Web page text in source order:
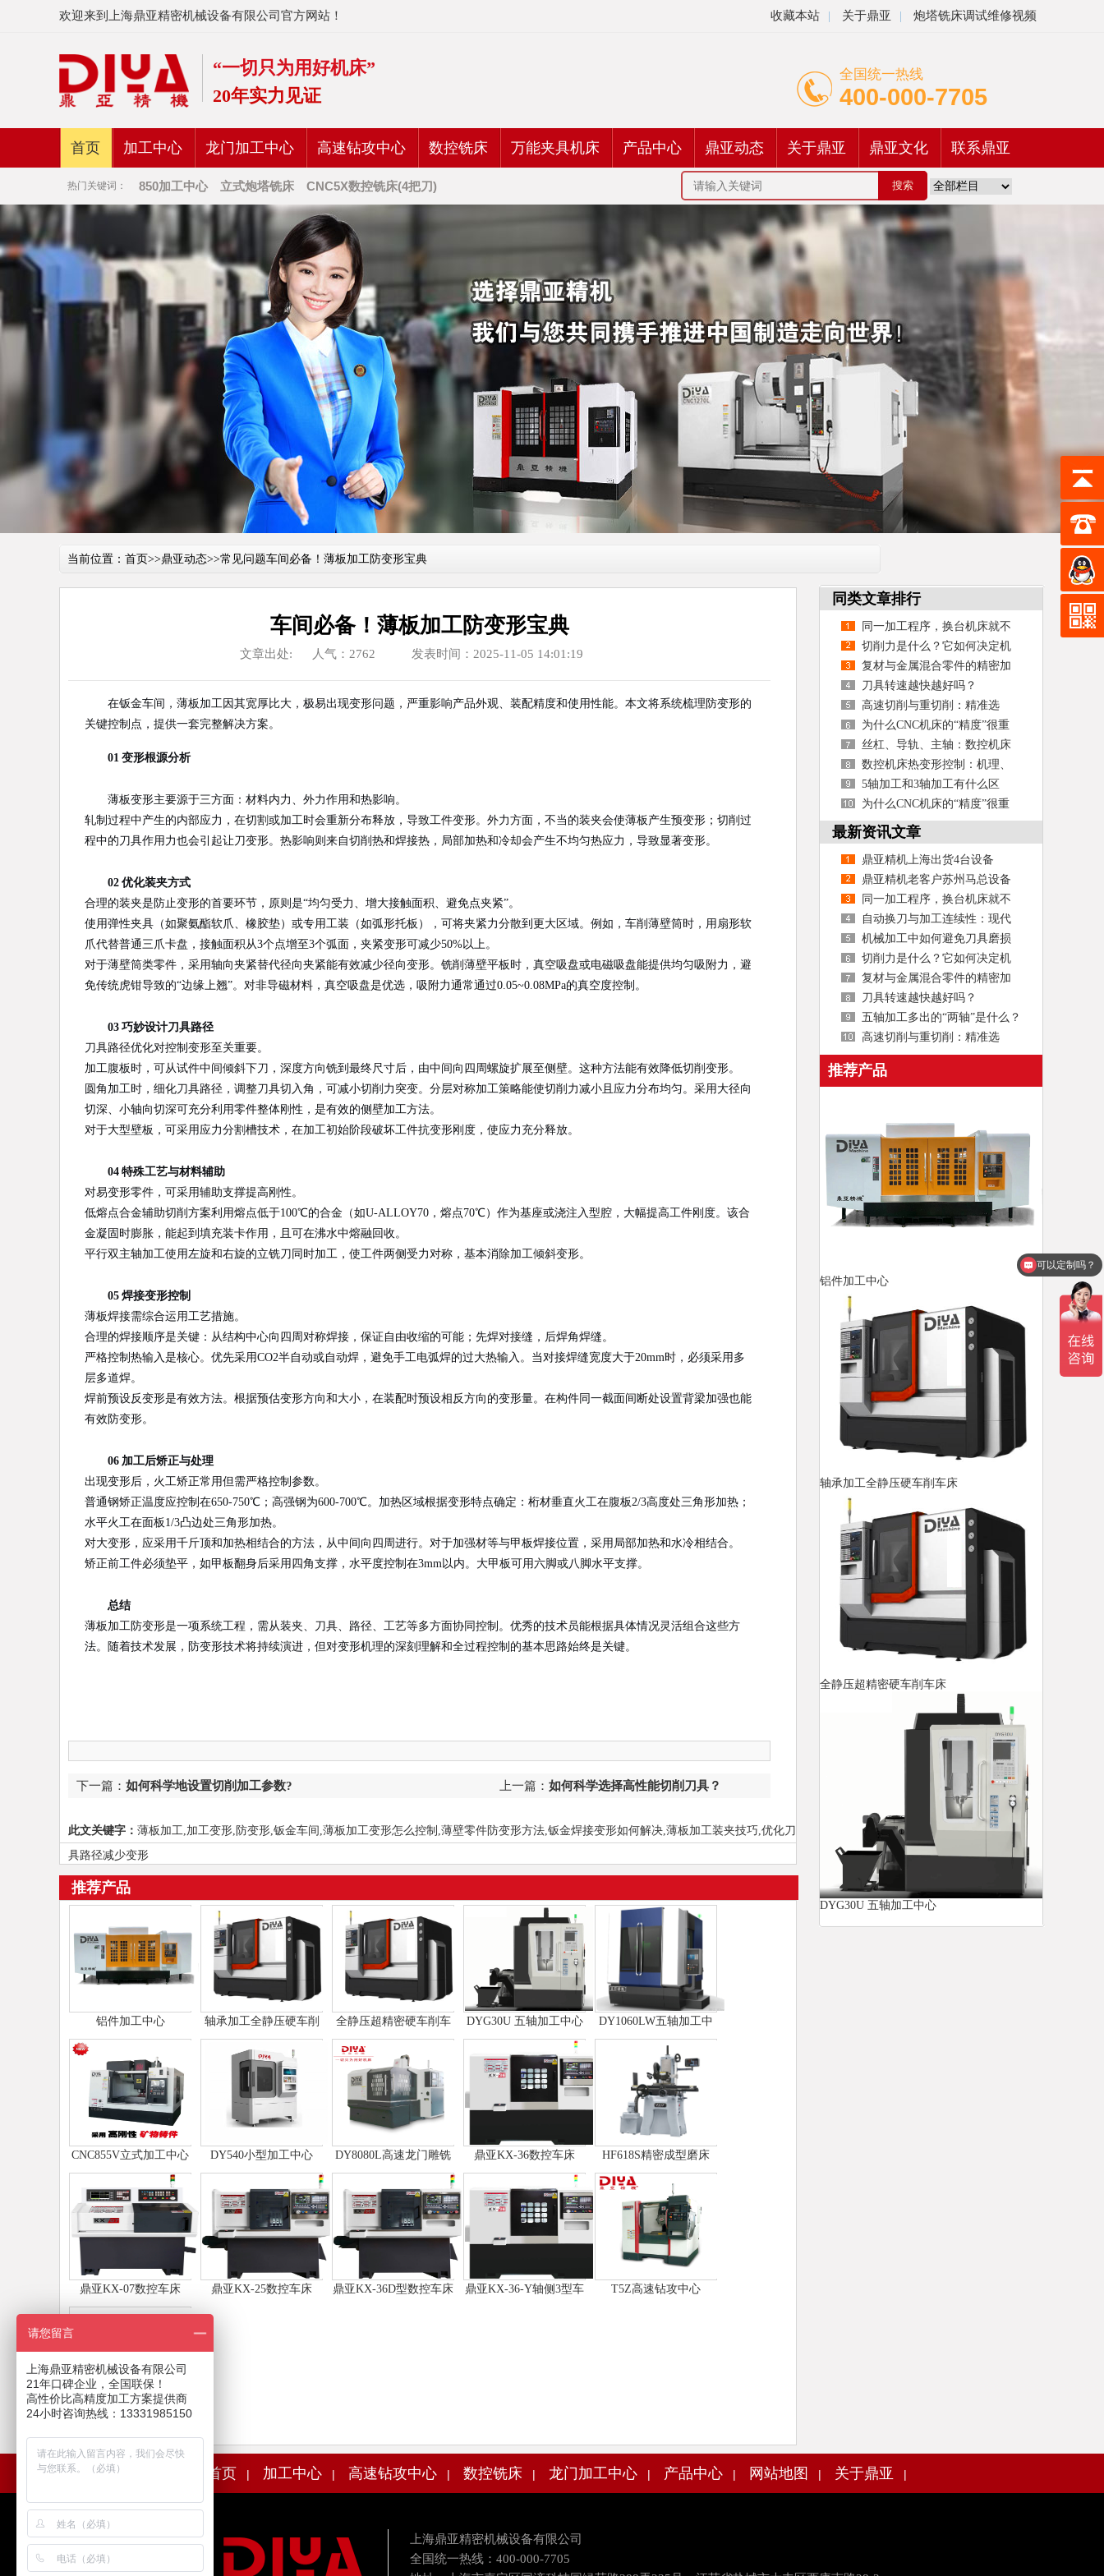
欢迎来到上海鼎亚精密机械设备有限公司官方网站！ 收藏本站 | 关于鼎亚 | 炮塔铣床调试维修视频
“一切只为用好机床”
20年实力见证
全国统一热线
400-000-7705
首页 加工中心 龙门加工中心 高速钻攻中心 数控铣床 万能夹具机床 产品中心 鼎亚动态 关于鼎亚 鼎亚文化 联系鼎亚
热门关键词： 850加工中心 立式炮塔铣床 CNC5X数控铣床(4把刀)
当前位置： 首页>>鼎亚动态>>常见问题车间必备！薄板加工防变形宝典
车间必备！薄板加工防变形宝典
文章出处: 人气：2762 发表时间：2025-11-05 14:01:19
在钣金车间，薄板加工因其宽厚比大，极易出现变形问题，严重影响产品外观、装配精度和使用性能。本文将系统梳理防变形的
关键控制点，提供一套完整解决方案。
01 变形根源分析
薄板变形主要源于三方面：材料内力、外力作用和热影响。
轧制过程中产生的内部应力，在切割或加工时会重新分布释放，导致工件变形。外力方面，不当的装夹会使薄板产生预变形；切削过
程中的刀具作用力也会引起让刀变形。热影响则来自切削热和焊接热，局部加热和冷却会产生不均匀热应力，导致显著变形。
02 优化装夹方式
合理的装夹是防止变形的首要环节，原则是“均匀受力、增大接触面积、避免点夹紧”。
使用弹性夹具（如聚氨酯软爪、橡胶垫）或专用工装（如弧形托板），可将夹紧力分散到更大区域。例如，车削薄壁筒时，用扇形软
爪代替普通三爪卡盘，接触面积从3个点增至3个弧面，夹紧变形可减少50%以上。
对于薄壁筒类零件，采用轴向夹紧替代径向夹紧能有效减少径向变形。铣削薄壁平板时，真空吸盘或电磁吸盘能提供均匀吸附力，避
免传统虎钳导致的“边缘上翘”。对非导磁材料，真空吸盘是优选，吸附力通常通过0.05~0.08MPa的真空度控制。
03 巧妙设计刀具路径
刀具路径优化对控制变形至关重要。
加工腹板时，可从试件中间倾斜下刀，深度方向铣到最终尺寸后，由中间向四周螺旋扩展至侧壁。这种方法能有效降低切削变形。
圆角加工时，细化刀具路径，调整刀具切入角，可减小切削力突变。分层对称加工策略能使切削力减小且应力分布均匀。采用大径向
切深、小轴向切深可充分利用零件整体刚性，是有效的侧壁加工方法。
对于大型壁板，可采用应力分割槽技术，在加工初始阶段破坏工件抗变形刚度，使应力充分释放。
04 特殊工艺与材料辅助
对易变形零件，可采用辅助支撑提高刚性。
低熔点合金辅助切削方案利用熔点低于100℃的合金（如U-ALLOY70，熔点70℃）作为基座或浇注入型腔，大幅提高工件刚度。该合
金凝固时膨胀，能起到填充装卡作用，且可在沸水中熔融回收。
平行双主轴加工使用左旋和右旋的立铣刀同时加工，使工件两侧受力对称，基本消除加工倾斜变形。
05 焊接变形控制
薄板焊接需综合运用工艺措施。
合理的焊接顺序是关键：从结构中心向四周对称焊接，保证自由收缩的可能；先焊对接缝，后焊角焊缝。
严格控制热输入是核心。优先采用CO2半自动或自动焊，避免手工电弧焊的过大热输入。当对接焊缝宽度大于20mm时，必须采用多
层多道焊。
焊前预设反变形是有效方法。根据预估变形方向和大小，在装配时预设相反方向的变形量。在构件同一截面间断处设置背梁加强也能
有效防变形。
06 加工后矫正与处理
出现变形后，火工矫正常用但需严格控制参数。
普通钢矫正温度应控制在650-750℃；高强钢为600-700℃。加热区域根据变形特点确定：桁材垂直火工在腹板2/3高度处三角形加热；
水平火工在面板1/3凸边处三角形加热。
对大变形，应采用千斤顶和加热相结合的方法，从中间向四周进行。对于加强材等与甲板焊接位置，采用局部加热和水冷相结合。
矫正前工件必须垫平，如甲板翻身后采用四角支撑，水平度控制在3mm以内。大甲板可用六脚或八脚水平支撑。
总结
薄板加工防变形是一项系统工程，需从装夹、刀具、路径、工艺等多方面协同控制。优秀的技术员能根据具体情况灵活组合这些方
法。随着技术发展，防变形技术将持续演进，但对变形机理的深刻理解和全过程控制的基本思路始终是关键。
上一篇： 如何科学选择高性能切削刀具？
下一篇： 如何科学地设置切削加工参数?
此文关键字： 薄板加工,加工变形,防变形,钣金车间,薄板加工变形怎么控制,薄壁零件防变形方法,钣金焊接变形如何解决,薄板加工装夹技巧,优化刀
具路径减少变形
推荐产品
铝件加工中心
轴承加工全静压硬车削
车床
全静压超精密硬车削车
床
DYG30U 五轴加工中心
DY1060LW五轴加工中
心
CNC855V立式加工中心
（矿物铸件）
DY540小型加工中心
DY8080L高速龙门雕铣
机
鼎亚KX-36数控车床 HF618S精密成型磨床
鼎亚KX-07数控车床 鼎亚KX-25数控车床 鼎亚KX-36D型数控车床
鼎亚KX-36-Y轴侧3型车
T5Z高速钻攻中心
鼎亚CNC855L加工中心
同类文章排行
同一加工程序，换台机床就不
准？
切削力是什么？它如何决定机
床的刚性、效率与寿命
复材与金属混合零件的精密加
工如何实现？
刀具转速越快越好吗？
高速切削与重切削：精准选
择，高效加工
为什么CNC机床的“精度”很重
要？
丝杠、导轨、主轴：数控机床
核心部件精度维护指南
数控机床热变形控制：机理、
技术与精度保持策略
5轴加工和3轴加工有什么区
别？
为什么CNC机床的“精度”很重
要？
最新资讯文章
鼎亚精机上海出货4台设备
鼎亚精机老客户苏州马总设备
使用效果
同一加工程序，换台机床就不
准？
自动换刀与加工连续性：现代
数控机床的效率引擎
机械加工中如何避免刀具磨损
切削力是什么？它如何决定机
床的刚性、效率与寿命
复材与金属混合零件的精密加
工如何实现？
刀具转速越快越好吗？
五轴加工多出的“两轴”是什么？
高速切削与重切削：精准选
择，高效加工
推荐产品
铝件加工中心
轴承加工全静压硬车削车床
全静压超精密硬车削车床
DYG30U 五轴加工中心
首页 | 加工中心 | 高速钻攻中心 | 数控铣床 | 龙门加工中心 | 产品中心 | 网站地图 | 关于鼎亚 |
上海鼎亚精密机械设备有限公司
全国统一热线：400-000-7705
可以定制吗？
请您留言
上海鼎亚精密机械设备有限公司
21年口碑企业，全国联保！
高性价比高精度加工方案提供商
24小时咨询热线：13331985150